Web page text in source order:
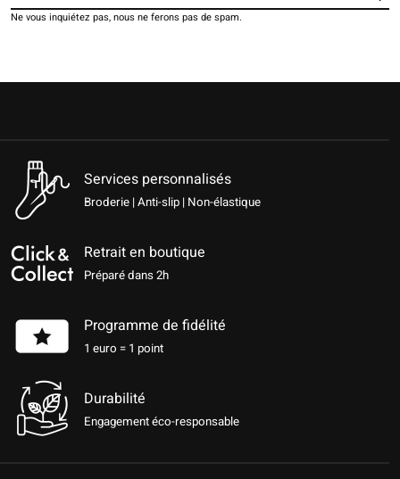
Ne vous inquiétez pas, nous ne ferons pas de spam.
Services personnalisés
Broderie | Anti-slip | Non-élastique
Retrait en boutique
Préparé dans 2h
Programme de fidélité
1 euro = 1 point
Durabilité
Engagement éco-responsable